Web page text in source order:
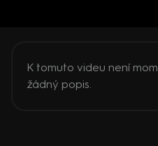
K tomuto videu není
žádný popis.